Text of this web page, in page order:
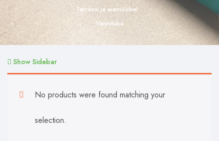
Terrassi ja aiamööbel
Vannituba
Show Sidebar
No products were found matching your
selection.